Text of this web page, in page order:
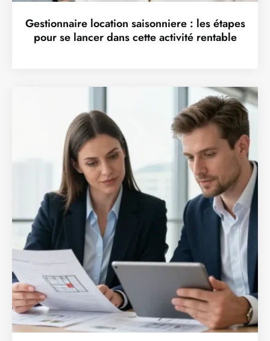
Gestionnaire location saisonniere : les étapes
pour se lancer dans cette activité rentable